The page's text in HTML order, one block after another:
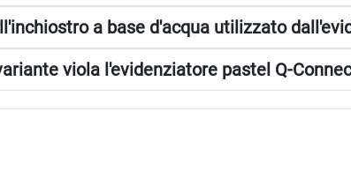
a base d'acqua utilizzato
viola l'evidenziatore pastel Q-